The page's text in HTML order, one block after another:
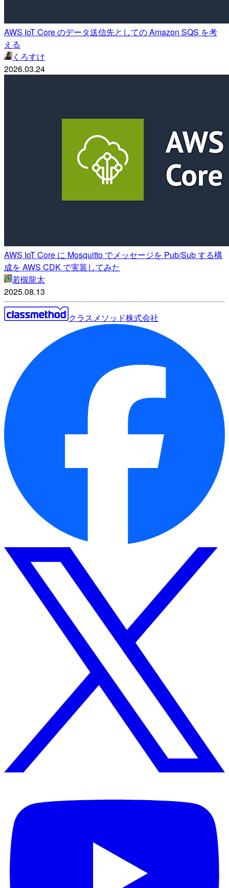
AWS IoT Core のデータ送信先としての Amazon SQS を考
える
くろすけ
2026.03.24
AWS IoT Core に Mosquitto でメッセージを Pub/Sub する構
成を AWS CDK で実装してみた
若槻龍太
2025.08.13
クラスメソッド株式会社